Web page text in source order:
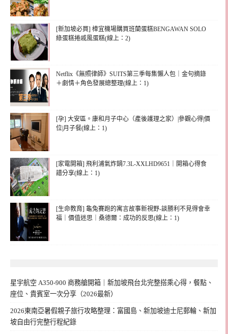
[新加坡必買] 樟宜機場購買班蘭蛋糕BENGAWAN SOLO
綠蛋糕捲戚風蛋糕(線上：2)
Netflix《無照律師》SUITS第三季每集懶人包｜金句摘錄
＋劇情＋角色發展總整理(線上：1)
[孕] 大安區。康和月子中心（產後護理之家）|參觀心得|價
位|月子餐(線上：1)
[家電開箱] 飛利浦氣炸鍋7.3L-XXLHD9651｜開箱心得食
譜分享(線上：1)
[生命教育] 龜兔賽跑的寓言故事新視野-談勝利不見得會幸
福｜價值迷思｜桑德爾：成功的反思(線上：1)
星宇航空 A350-900 商務艙開箱｜新加坡飛台北完整搭乘心得，餐點、
座位、貴賓室一次分享（2026最新）
2026東南亞暑假親子旅行攻略整理：富國島、新加坡迪士尼郵輪、新加
坡自由行完整行程紀錄